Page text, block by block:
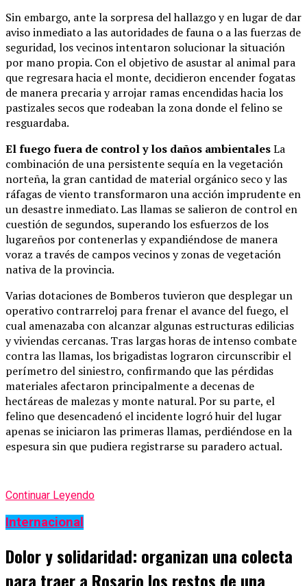
Sin embargo, ante la sorpresa del hallazgo y en lugar de dar
aviso inmediato a las autoridades de fauna o a las fuerzas de
seguridad, los vecinos intentaron solucionar la situación
por mano propia. Con el objetivo de asustar al animal para
que regresara hacia el monte, decidieron encender fogatas
de manera precaria y arrojar ramas encendidas hacia los
pastizales secos que rodeaban la zona donde el felino se
resguardaba.
El fuego fuera de control y los daños ambientalesLa
combinación de una persistente sequía en la vegetación
norteña, la gran cantidad de material orgánico seco y las
ráfagas de viento transformaron una acción imprudente en
un desastre inmediato. Las llamas se salieron de control en
cuestión de segundos, superando los esfuerzos de los
lugareños por contenerlas y expandiéndose de manera
voraz a través de campos vecinos y zonas de vegetación
nativa de la provincia.
Varias dotaciones de Bomberos tuvieron que desplegar un
operativo contrarreloj para frenar el avance del fuego, el
cual amenazaba con alcanzar algunas estructuras edilicias
y viviendas cercanas. Tras largas horas de intenso combate
contra las llamas, los brigadistas lograron circunscribir el
perímetro del siniestro, confirmando que las pérdidas
materiales afectaron principalmente a decenas de
hectáreas de malezas y monte natural. Por su parte, el
felino que desencadenó el incidente logró huir del lugar
apenas se iniciaron las primeras llamas, perdiéndose en la
espesura sin que pudiera registrarse su paradero actual.
Continuar Leyendo
Internacional
Dolor y solidaridad: organizan una colecta
para traer a Rosario los restos de una